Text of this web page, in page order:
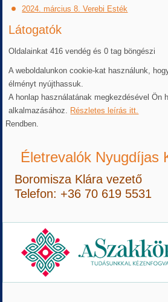
2024. március 8. Verebi Esték
Látogatók
Oldalainkat 416 vendég és 0 tag böngészi
A weboldalunkon cookie-kat használunk,
élményt nyújthassuk.
A honlap használatának megkezdésével Ön
alkalmazásához. Részletes leírás itt.
Rendben.
Életrevalók Nyugdíjas
Boromisza Klára vezető
Telefon: +36 70 619 5531